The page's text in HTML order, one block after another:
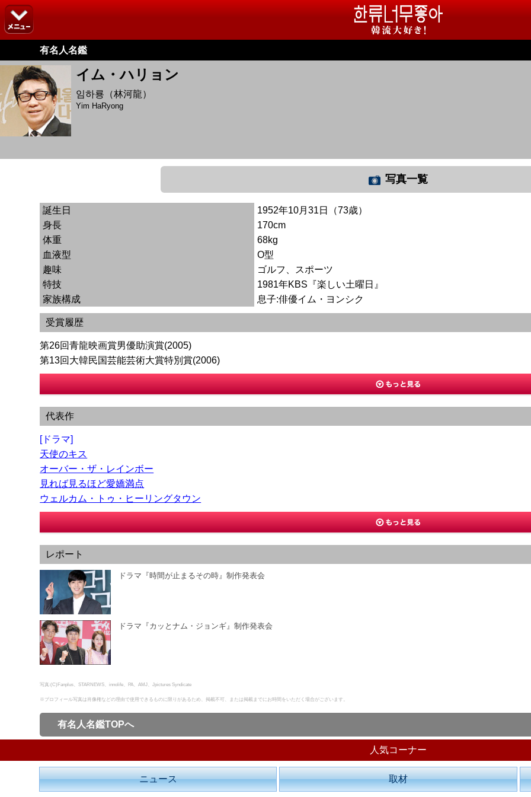
有名人名鑑
イム・ハリョン
임하룡（林河龍）
Yim HaRyong
写真一覧
誕生日
1952年10月31日（73歳）
身長
170cm
体重
68kg
血液型
O型
趣味
ゴルフ、スポーツ
特技
1981年KBS『楽しい土曜日』
家族構成
息子:俳優イム・ヨンシク
受賞履歴
第26回青龍映画賞男優助演賞(2005)
第13回大韓民国芸能芸術大賞特別賞(2006)
代表作
[ドラマ]
天使のキス
オーバー・ザ・レインボー
見れば見るほど愛嬌満点
ウェルカム・トゥ・ヒーリングタウン
レポート
ドラマ『時間が止まるその時』制作発表会
ドラマ『カッとナム・ジョンギ』制作発表会
写真:(C)Fanplus、STARNEWS、innolife、PA、AMJ、Jpictures Syndicate
※プロフィール写真は肖像権などの理由で使用できるものに限りがあるため、掲載不可、または掲載までにお時間をいただく場合がございます。
有名人名鑑TOPへ
人気コーナー
ニュース 取材